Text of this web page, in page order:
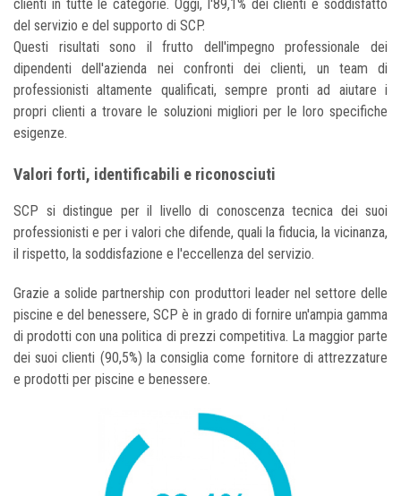
clienti in tutte le categorie. Oggi, l'89,1% dei clienti è soddisfatto
del servizio e del supporto di SCP.
Questi risultati sono il frutto dell'impegno professionale dei
dipendenti dell'azienda nei confronti dei clienti, un team di
professionisti altamente qualificati, sempre pronti ad aiutare i
propri clienti a trovare le soluzioni migliori per le loro specifiche
esigenze.
Valori forti, identificabili e riconosciuti
SCP si distingue per il livello di conoscenza tecnica dei suoi
professionisti e per i valori che difende, quali la fiducia, la vicinanza,
il rispetto, la soddisfazione e l'eccellenza del servizio.
Grazie a solide partnership con produttori leader nel settore delle
piscine e del benessere, SCP è in grado di fornire un'ampia gamma
di prodotti con una politica di prezzi competitiva. La maggior parte
dei suoi clienti (90,5%) la consiglia come fornitore di attrezzature
e prodotti per piscine e benessere.